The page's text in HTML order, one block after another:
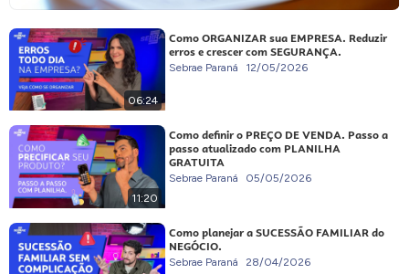
06:24
Como ORGANIZAR sua EMPRESA. Reduzir
erros e crescer com SEGURANÇA.
Sebrae Paraná 12/05/2026
11:20
Como definir o PREÇO DE VENDA. Passo a
passo atualizado com PLANILHA
GRATUITA
Sebrae Paraná 05/05/2026
Como planejar a SUCESSÃO FAMILIAR do
NEGÓCIO.
Sebrae Paraná 28/04/2026